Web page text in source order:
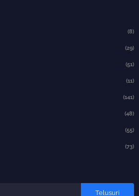
(8)
(29)
(51)
(11)
(141)
(48)
(55)
(73)